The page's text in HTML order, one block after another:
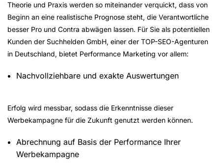
Theorie und Praxis werden so miteinander verquickt, dass von
Beginn an eine realistische Prognose steht, die Verantwortliche
besser Pro und Contra abwägen lassen. Für Sie als potentiellen
Kunden der Suchhelden GmbH, einer der TOP-SEO-Agenturen
in Deutschland, bietet Performance Marketing vor allem:
Nachvollziehbare und exakte Auswertungen
Erfolg wird messbar, sodass die Erkenntnisse dieser
Werbekampagne für die Zukunft genutzt werden können.
Abrechnung auf Basis der Performance Ihrer
Werbekampagne